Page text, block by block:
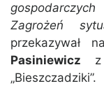
Zagrożeń
przekazywał
Pasiniewicz z
„Bieszczadziki”.